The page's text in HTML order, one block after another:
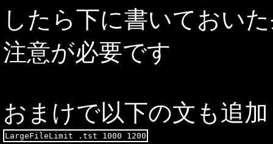
したら下に書いておい
注意が必要です
おまけで以下の文も追